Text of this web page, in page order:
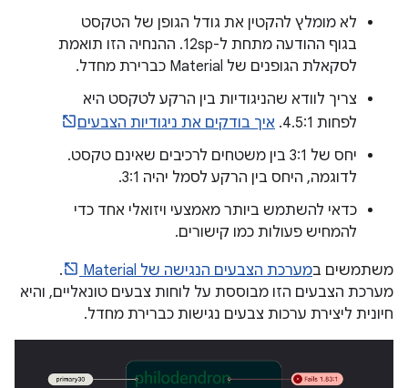
לא מומלץ להקטין את גודל הגופן של הטקסט
בגוף ההודעה מתחת ל-12sp. ההנחיה הזו תואמת
לסקאלת הגופנים של Material כברירת מחדל.
צריך לוודא שהניגודיות בין הרקע לטקסט היא
לפחות 4.5:1.
איך בודקים את ניגודיות הצבעים
יחס של 3:1 בין משטחים לרכיבים שאינם טקסט.
לדוגמה, היחס בין הרקע לסמל יהיה 3:1.
כדאי להשתמש ביותר מאמצעי ויזואלי אחד כדי
להמחיש פעולות כמו קישורים.
משתמשים במערכת הצבעים הנגישה של Material
.
מערכת הצבעים הזו מבוססת על לוחות צבעים טונאליים, והיא
חיונית ליצירת ערכות צבעים נגישות כברירת מחדל.